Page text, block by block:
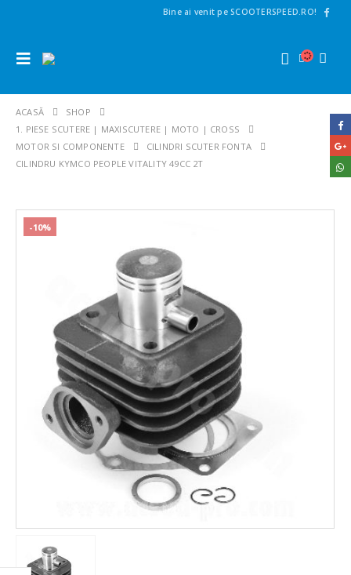
Bine ai venit pe SCOOTERSPEED.RO!
ACASĂ
SHOP
1. PIESE SCUTERE | MAXISCUTERE | MOTO | CROSS
MOTOR SI COMPONENTE
CILINDRI SCUTER FONTA
CILINDRU KYMCO PEOPLE VITALITY 49CC 2T
-10%